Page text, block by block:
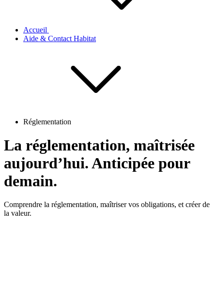
Accueil
Aide & Contact Habitat
Réglementation
La réglementation, maîtrisée
aujourd’hui.Anticipée pour
demain.
Comprendre la réglementation, maîtriser vos obligations, et créer de
la valeur.